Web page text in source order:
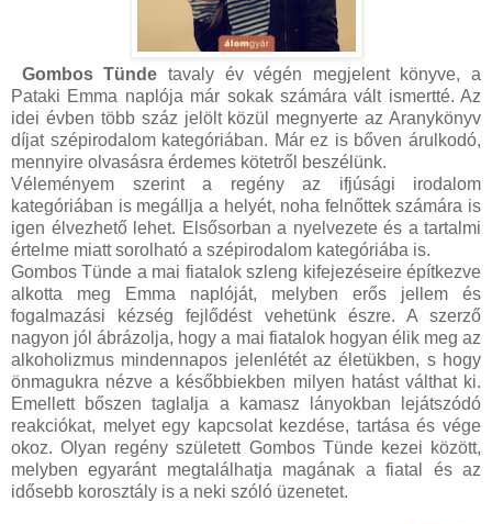
Gombos Tünde tavaly év végén megjelent könyve, a
Pataki Emma naplója már sokak számára vált ismertté. Az
idei évben több száz jelölt közül megnyerte az Aranykönyv
díjat szépirodalom kategóriában. Már ez is bőven árulkodó,
mennyire olvasásra érdemes kötetről beszélünk.
Véleményem szerint a regény az ifjúsági irodalom
kategóriában is megállja a helyét, noha felnőttek számára is
igen élvezhető lehet. Elsősorban a nyelvezete és a tartalmi
értelme miatt sorolható a szépirodalom kategóriába is.
Gombos Tünde a mai fiatalok szleng kifejezéseire építkezve
alkotta meg Emma naplóját, melyben erős jellem és
fogalmazási kézség fejlődést vehetünk észre. A szerző
nagyon jól ábrázolja, hogy a mai fiatalok hogyan élik meg az
alkoholizmus mindennapos jelenlétét az életükben, s hogy
önmagukra nézve a későbbiekben milyen hatást válthat ki.
Emellett bőszen taglalja a kamasz lányokban lejátszódó
reakciókat, melyet egy kapcsolat kezdése, tartása és vége
okoz. Olyan regény született Gombos Tünde kezei között,
melyben egyaránt megtalálhatja magának a fiatal és az
idősebb korosztály is a neki szóló üzenetet.